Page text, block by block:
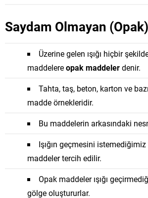
Saydam Olmayan
Üzerine gelen ışığı hiçbir
maddelereopak maddelerdenir.
Tahta, taş, beton, karton ve
madde örnekleridir.
Bu maddelerin arkasındaki
Işığın geçmesini
maddeler tercih edilir.
Opak maddeler ışığı
gölge oluştururlar.